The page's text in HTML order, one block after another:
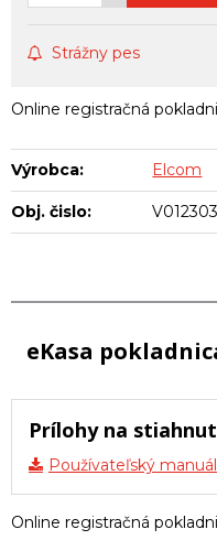
Strážny pes
Online registračná
Výrobca: Elcom
Obj. čislo:
eKasa
Prílohy na
Používateľský manuál
Online registračná